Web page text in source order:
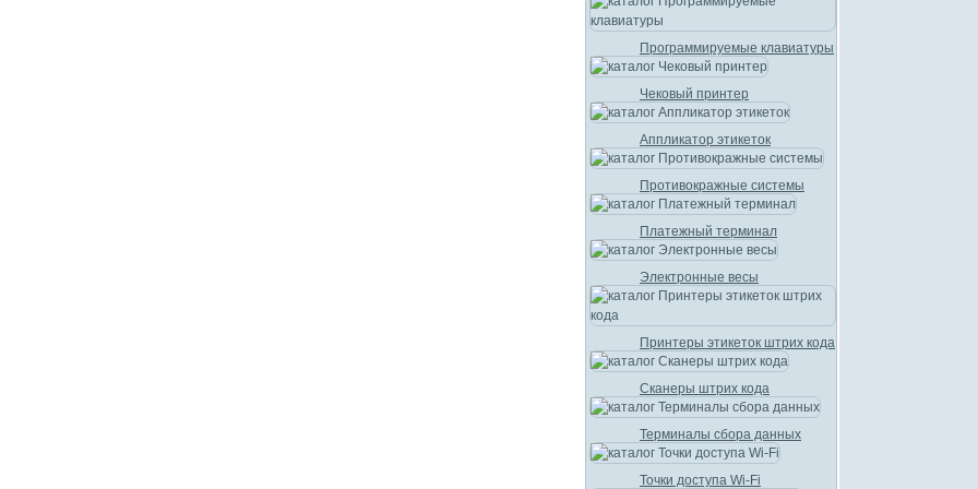
Программируемые клавиатуры
Чековый принтер
Аппликатор этикеток
Противокражные системы
Платежный терминал
Электронные весы
Принтеры этикеток штрих кода
Сканеры штрих кода
Терминалы сбора данных
Точки доступа Wi-Fi